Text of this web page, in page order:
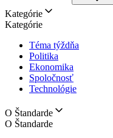
Kategórie
Kategórie
Téma týždňa
Politika
Ekonomika
Spoločnosť
Technológie
O Štandarde
O Štandarde